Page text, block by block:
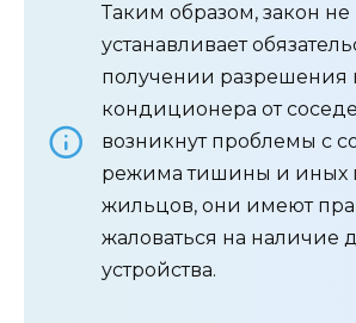
Таким образом, закон не
устанавливает
получении разрешения
кондиционера от
возникнут проблемы с
режима тишины и иных
жильцов, они имеют
жаловаться на наличие
устройства.